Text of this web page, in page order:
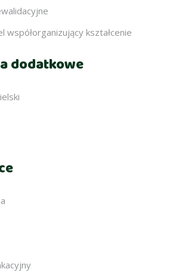
współorganizujący kształcenie
dodatkowe